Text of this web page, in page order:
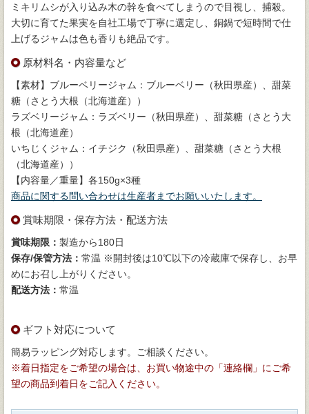
ミキリムシが入り込み木の幹を食べてしまうので目視し、捕殺。
大切に育てた果実を自社工場で丁寧に選定し、銅鍋で短時間で仕
上げるジャムは色も香りも絶品です。
原材料名・内容量など
【素材】ブルーベリージャム：ブルーベリー（秋田県産）、甜菜
糖（さとう大根（北海道産））
ラズベリージャム：ラズベリー（秋田県産）、甜菜糖（さとう大
根（北海道産）
いちじくジャム：イチジク（秋田県産）、甜菜糖（さとう大根
（北海道産））
【内容量／重量】各150g×3種
商品に関する問い合わせは生産者までお願いいたします。
賞味期限・保存方法・配送方法
賞味期限： 製造から180日
保存/保管方法： 常温 ※開封後は10℃以下の冷蔵庫で保存し、お早
めにお召し上がりください。
配送方法： 常温
ギフト対応について
簡易ラッピング対応します。ご相談ください。
※着日指定をご希望の場合は、お買い物途中の「連絡欄」にご希
望の商品到着日をご記入ください。